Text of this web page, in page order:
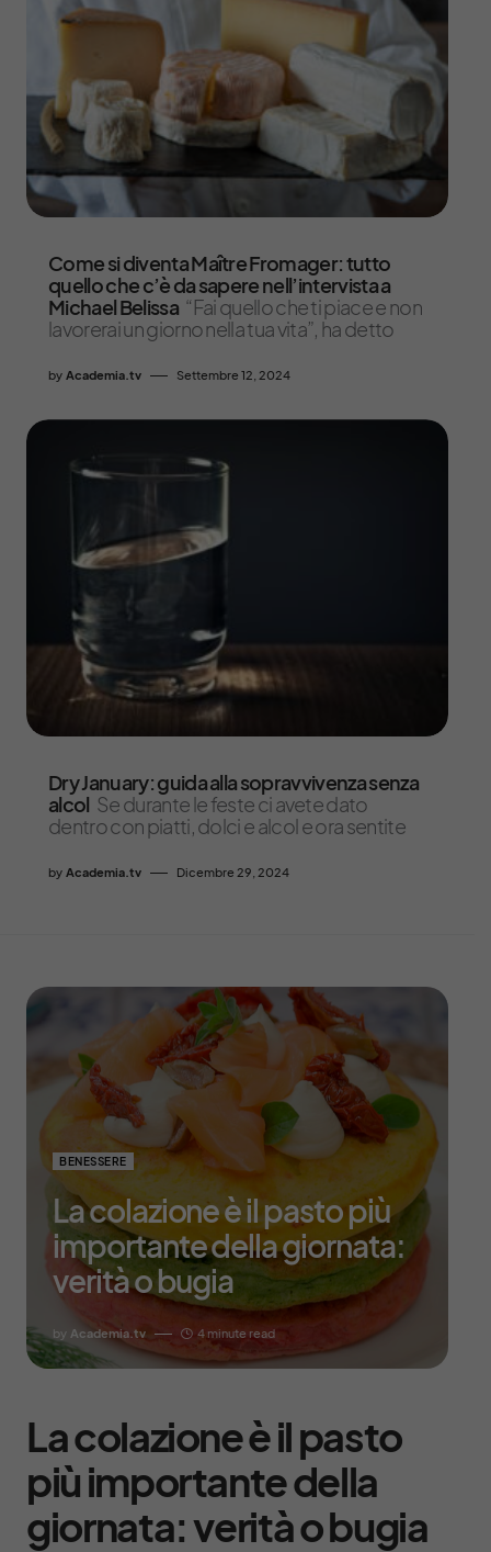
Come si diventa Maître Fromager: tutto
quello che c’è da sapere nell’intervista a
Michael Belissa “Fai quello che ti piace e non
lavorerai un giorno nella tua vita”, ha detto
by Academia.tv Settembre 12, 2024
Dry January: guida alla sopravvivenza senza
alcol Se durante le feste ci avete dato
dentro con piatti, dolci e alcol e ora sentite
by Academia.tv Dicembre 29, 2024
BENESSERE
La colazione è il pasto più
importante della giornata:
verità o bugia
by Academia.tv 4 minute read
La colazione è il pasto
più importante della
giornata: verità o bugia